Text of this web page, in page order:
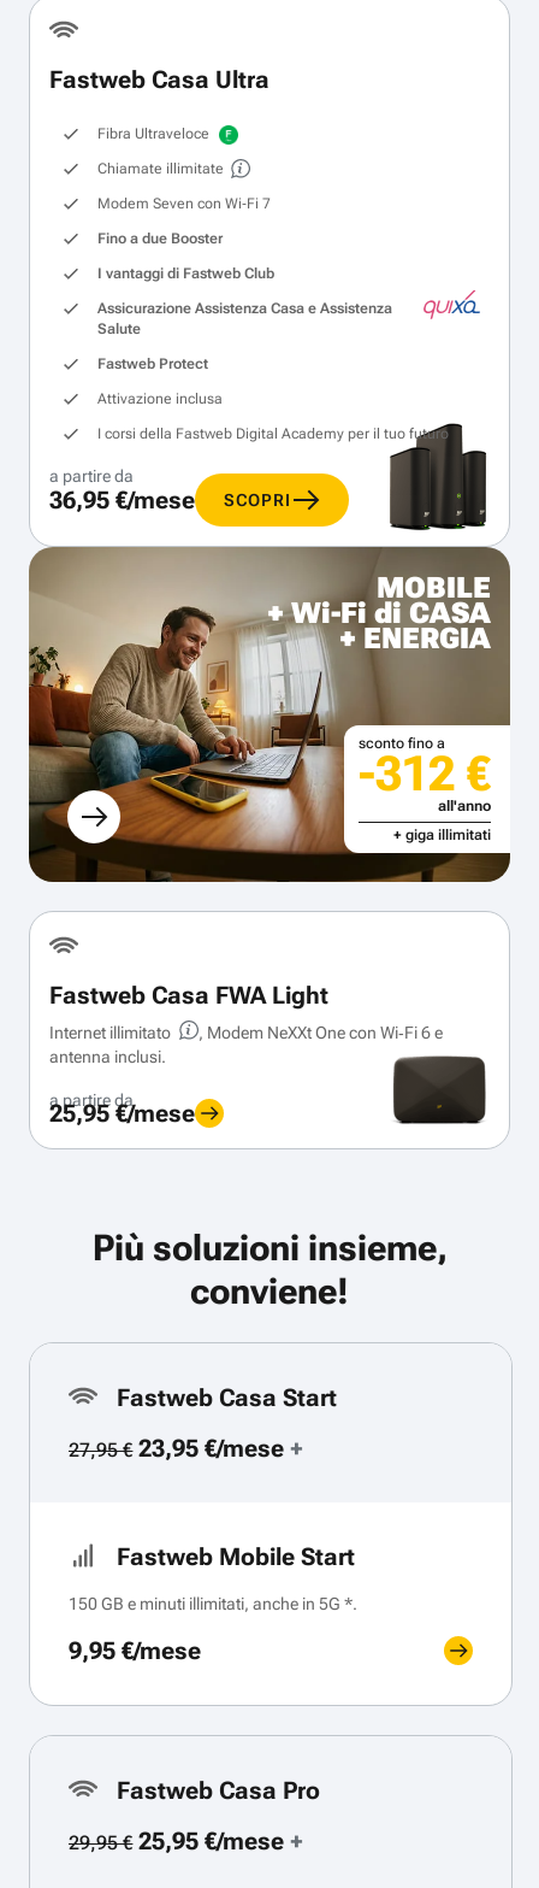
Fastweb Casa Ultra
Fibra Ultraveloce
Chiamate illimitate
Modem Seven con Wi‑Fi 7
Fino a due Booster
I vantaggi di Fastweb Club
Assicurazione Assistenza Casa e Assistenza
Salute
Fastweb Protect
Attivazione inclusa
I corsi della Fastweb Digital Academy per il tuo futuro
a partire da
36,95 €/mese SCOPRI
MOBILE
+ Wi-Fi di CASA
+ ENERGIA
sconto fino a
-312 €
all'anno
+ giga illimitati
Fastweb Casa FWA Light
Internet illimitato
, Modem NeXXt One con Wi‑Fi 6 e
antenna inclusi.
a partire da
25,95 €/mese
Più soluzioni insieme,
conviene!
Fastweb Casa Start
27,95 €23,95 €/mese+
Fastweb Mobile Start
150 GB e minuti illimitati, anche in 5G *.
9,95 €/mese
Fastweb Casa Pro
29,95 €25,95 €/mese+